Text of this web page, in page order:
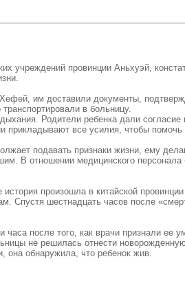
учреждений провинции Аньхуэй,
им доставили документы,
в больницу.
Родители ребенка дали
все усилия, чтобы помочь
подавать признаки жизни, ему
В отношении медицинского
произошла в китайской
Спустя шестнадцать часов после
после того, как врачи признали ее
не решилась отнести
она обнаружила, что ребенок жив.